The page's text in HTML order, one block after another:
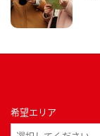
希望エリア